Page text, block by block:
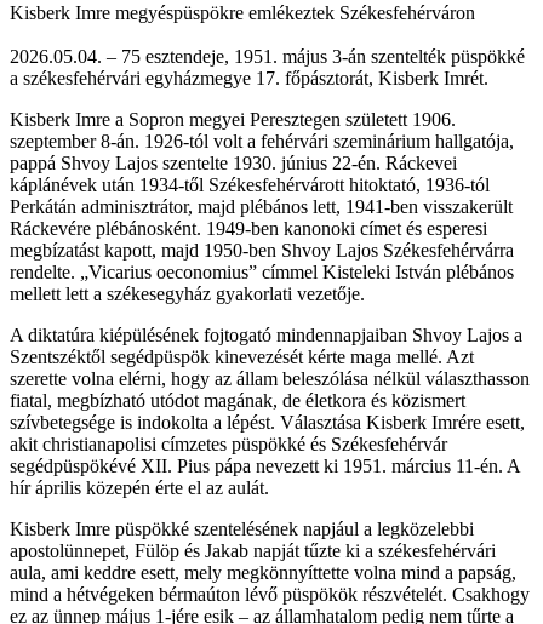
Kisberk Imre megyéspüspökre emlékeztek Székesfehérváron
2026.05.04. – 75 esztendeje, 1951. május 3-án szentelték püspökké
a székesfehérvári egyházmegye 17. főpásztorát, Kisberk Imrét.
Kisberk Imre a Sopron megyei Peresztegen született 1906.
szeptember 8-án. 1926-tól volt a fehérvári szeminárium hallgatója,
pappá Shvoy Lajos szentelte 1930. június 22-én. Ráckevei
káplánévek után 1934-től Székesfehérvárott hitoktató, 1936-tól
Perkátán adminisztrátor, majd plébános lett, 1941-ben visszakerült
Ráckevére plébánosként. 1949-ben kanonoki címet és esperesi
megbízatást kapott, majd 1950-ben Shvoy Lajos Székesfehérvárra
rendelte. „Vicarius oeconomius” címmel Kisteleki István plébános
mellett lett a székesegyház gyakorlati vezetője.
A diktatúra kiépülésének fojtogató mindennapjaiban Shvoy Lajos a
Szentszéktől segédpüspök kinevezését kérte maga mellé. Azt
szerette volna elérni, hogy az állam beleszólása nélkül választhasson
fiatal, megbízható utódot magának, de életkora és közismert
szívbetegsége is indokolta a lépést. Választása Kisberk Imrére esett,
akit christianapolisi címzetes püspökké és Székesfehérvár
segédpüspökévé XII. Pius pápa nevezett ki 1951. március 11-én. A
hír április közepén érte el az aulát.
Kisberk Imre püspökké szentelésének napjául a legközelebbi
apostolünnepet, Fülöp és Jakab napját tűzte ki a székesfehérvári
aula, ami keddre esett, mely megkönnyíttette volna mind a papság,
mind a hétvégeken bérmaúton lévő püspökök részvételét. Csakhogy
ez az ünnep május 1-jére esik – az államhatalom pedig nem tűrte a